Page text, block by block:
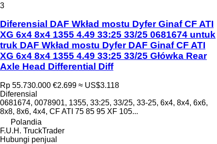
3
Diferensial DAF Wkład mostu Dyfer Ginaf CF ATI
XG 6x4 8x4 1355 4.49 33:25 33/25 0681674 untuk
truk DAF Wkład mostu Dyfer DAF Ginaf CF ATI
XG 6x4 8x4 1355 4.49 33:25 33/25 Główka Rear
Axle Head Differential Diff
Rp 55.730.000 €2.699 ≈ US$3.118
Diferensial
0681674, 0078901, 1355, 33:25, 33/25, 33-25, 6x4, 8x4, 6x6,
8x8, 8x6, 4x4, CF ATI 75 85 95 XF 105...
Polandia
F.U.H. TruckTrader
Hubungi penjual